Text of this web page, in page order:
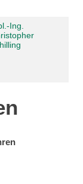
Ing.